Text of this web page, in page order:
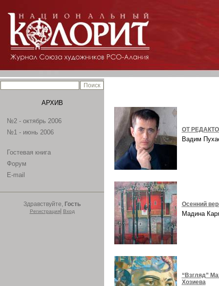
АРХИВ
№2 - октябрь 2006
№1 - июнь 2006
Гостевая книга
Форум
E-mail
Здравствуйте, Гость
Регистрация| Вход
ОТ
Вадим
Осенний
Мадина
“Взгляд”
Хозиева